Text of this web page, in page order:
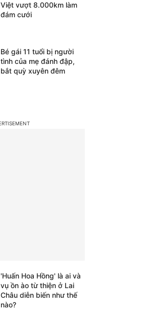
Việt vượt 8.000km làm
đám cưới
Bé gái 11 tuổi bị người
tình của mẹ đánh đập,
bắt quỳ xuyên đêm
'Huấn Hoa Hồng' là ai và
vụ ồn ào từ thiện ở Lai
Châu diễn biến như thế
nào?